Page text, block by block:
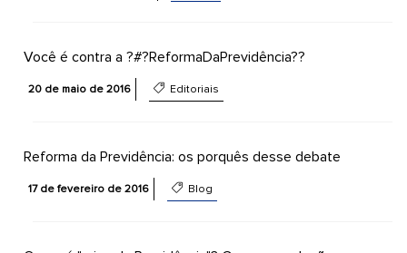
Você é contra a ?#?ReformaDaPrevidência??
20 de maio de 2016 Editoriais
Reforma da Previdência: os porquês desse debate
17 de fevereiro de 2016 Blog